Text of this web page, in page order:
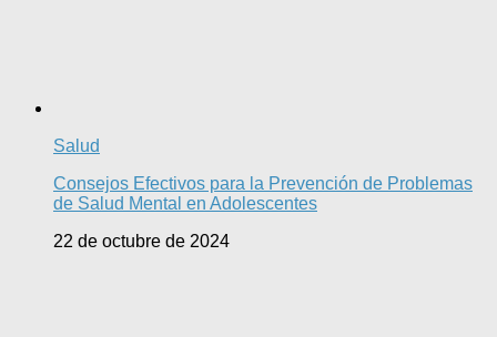
Salud
Consejos Efectivos para la Prevención de Problemas
de Salud Mental en Adolescentes
22 de octubre de 2024